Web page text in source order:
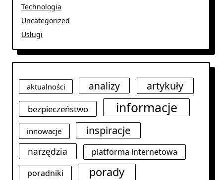
Technologia
Uncategorized
Usługi
aktualności analizy artykuły
bezpieczeństwo informacje
innowacje inspiracje
narzędzia
platforma internetowa
poradniki
porady